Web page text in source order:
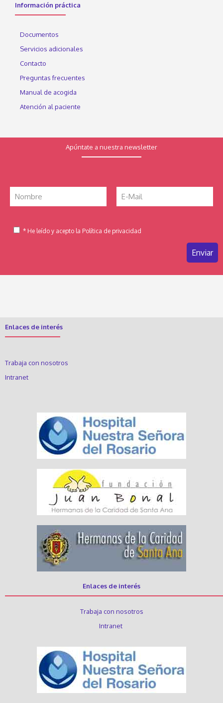
Información práctica
Documentos
Servicios adicionales
Contacto
Preguntas frecuentes
Manual de acogida
Atención al paciente
Apúntate a nuestra newsletter
* He leído y acepto la Política de privacidad
Enlaces de interés
Trabaja con nosotros
Intranet
Enlaces de interés
Trabaja con nosotros
Intranet